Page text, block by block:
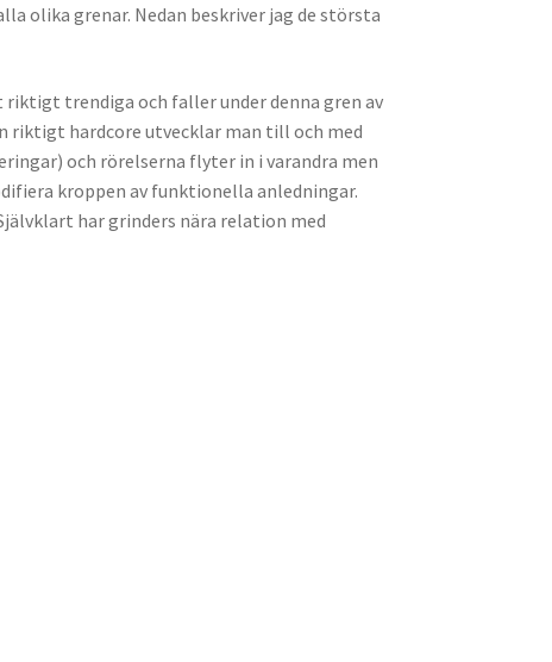
olika grenar. Nedan beskriver jag de största
riktigt trendiga och faller under denna gren av
riktigt hardcore utvecklar man till och med
och rörelserna flyter in i varandra men
kroppen av funktionella anledningar.
har grinders nära relation med